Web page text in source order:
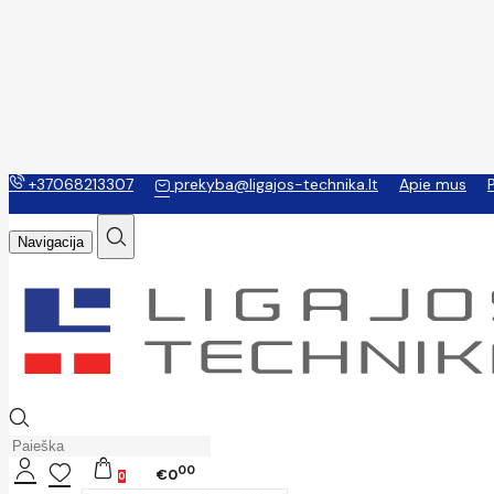
+37068213307 prekyba@ligajos-technika.lt Apie mus
Navigacija
0 €000